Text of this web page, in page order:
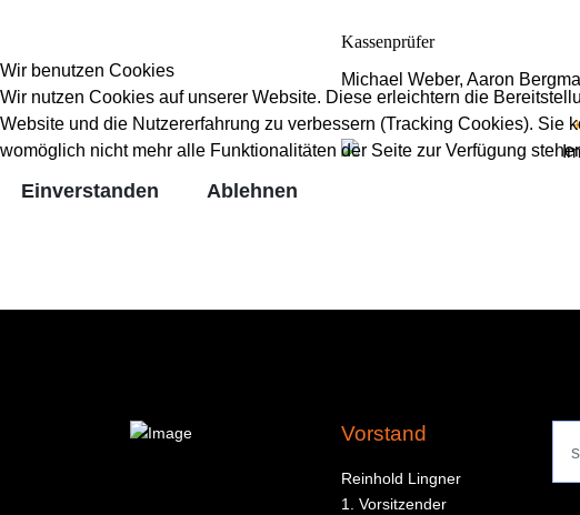
Kassenprüfer
Michael Weber, Aaron
Vorstand
Reinhold Lingner
1. Vorsitzender
Wir benutzen Cookies
Wir nutzen Cookies auf unserer Website. Diese erleichtern die
Website und die Nutzererfahrung zu verbessern (Tracking Cookies).
womöglich nicht mehr alle Funktionalitäten der Seite zur Verfügung
Einverstanden Ablehnen